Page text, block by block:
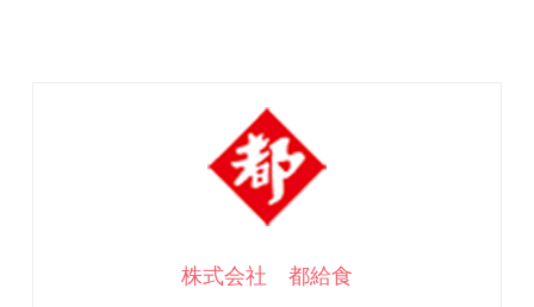
株式会社 都給食